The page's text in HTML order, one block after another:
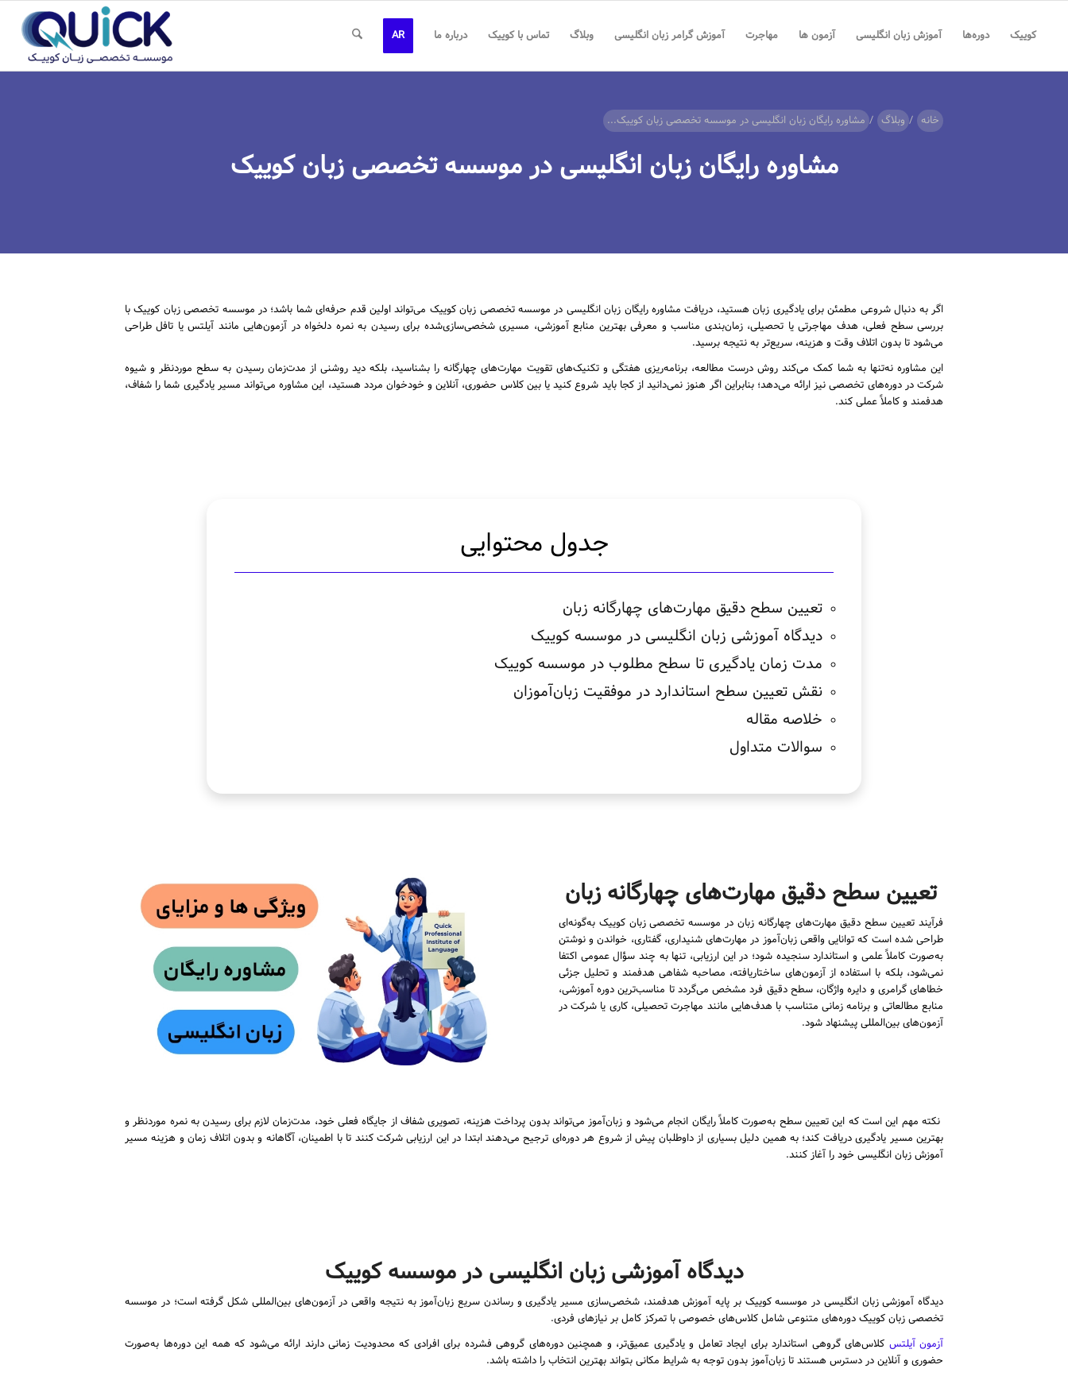
کوییک دوره‌ها آموزش زبان انگلیسی آزمون ها مهاجرت آموزش گرامر زبان انگلیسی وبلاگ تماس با کوییک درباره ما AR
خانه / وبلاگ / مشاوره رایگان زبان انگلیسی در موسسه تخصصی زبان کوییک...
مشاوره رایگان زبان انگلیسی در موسسه تخصصی زبان کوییک
اگر به ‌دنبال شروعی مطمئن برای یادگیری زبان هستید، دریافت مشاوره رایگان زبان انگلیسی در موسسه تخصصی زبان کوییک می‌تواند اولین قدم حرفه‌ای شما باشد؛ در موسسه تخصصی زبان کوییک با
بررسی سطح فعلی، هدف مهاجرتی یا تحصیلی، زمان‌بندی مناسب و معرفی بهترین منابع آموزشی، مسیری شخصی‌سازی‌شده برای رسیدن به نمره دلخواه در آزمون‌هایی مانند آیلتس یا تافل طراحی
می‌شود تا بدون اتلاف وقت و هزینه، سریع‌تر به نتیجه برسید.
این مشاوره نه‌تنها به شما کمک می‌کند روش درست مطالعه، برنامه‌ریزی هفتگی و تکنیک‌های تقویت مهارت‌های چهارگانه را بشناسید، بلکه دید روشنی از مدت‌زمان رسیدن به سطح موردنظر و شیوه
شرکت در دوره‌های تخصصی نیز ارائه می‌دهد؛ بنابراین اگر هنوز نمی‌دانید از کجا باید شروع کنید یا بین کلاس حضوری، آنلاین و خودخوان مردد هستید، این مشاوره می‌تواند مسیر یادگیری شما را شفاف،
هدفمند و کاملاً عملی کند.
جدول محتوایی
تعیین سطح دقیق مهارت‌های چهارگانه زبان
دیدگاه آموزشی زبان انگلیسی در موسسه کوییک
مدت زمان یادگیری تا سطح مطلوب در موسسه کوییک
نقش تعیین سطح استاندارد در موفقیت زبان‌آموزان
خلاصه مقاله
سوالات متداول
تعیین سطح دقیق مهارت‌های چهارگانه زبان
فرآیند تعیین سطح دقیق مهارت‌های چهارگانه زبان در موسسه تخصصی زبان کوییک به‌گونه‌ای
طراحی شده است که توانایی واقعی زبان‌آموز در مهارت‌های شنیداری، گفتاری، خواندن و نوشتن
به‌صورت کاملاً علمی و استاندارد سنجیده شود؛ در این ارزیابی، تنها به چند سؤال عمومی اکتفا
نمی‌شود، بلکه با استفاده از آزمون‌های ساختاریافته، مصاحبه شفاهی هدفمند و تحلیل جزئی
خطاهای گرامری و دایره واژگان، سطح دقیق فرد مشخص می‌گردد تا مناسب‌ترین دوره آموزشی،
منابع مطالعاتی و برنامه زمانی متناسب با هدف‌هایی مانند مهاجرت تحصیلی، کاری یا شرکت در
آزمون‌های بین‌المللی پیشنهاد شود.
نکته مهم این است که این تعیین سطح به‌صورت کاملاً رایگان انجام می‌شود و زبان‌آموز می‌تواند بدون پرداخت هزینه، تصویری شفاف از جایگاه فعلی خود، مدت‌زمان لازم برای رسیدن به نمره موردنظر و
بهترین مسیر یادگیری دریافت کند؛ به همین دلیل بسیاری از داوطلبان پیش از شروع هر دوره‌ای ترجیح می‌دهند ابتدا در این ارزیابی شرکت کنند تا با اطمینان، آگاهانه و بدون اتلاف زمان و هزینه مسیر
آموزش زبان انگلیسی خود را آغاز کنند.
دیدگاه آموزشی زبان انگلیسی در موسسه کوییک
دیدگاه آموزشی زبان انگلیسی در موسسه کوییک بر پایه آموزش هدفمند، شخصی‌سازی مسیر یادگیری و رساندن سریع زبان‌آموز به نتیجه واقعی در آزمون‌های بین‌المللی شکل گرفته است؛ در موسسه
تخصصی زبان کوییک دوره‌های متنوعی شامل کلاس‌های خصوصی با تمرکز کامل بر نیازهای فردی.
آزمون آیلتس کلاس‌های گروهی استاندارد برای ایجاد تعامل و یادگیری عمیق‌تر، و همچنین دوره‌های گروهی فشرده برای افرادی که محدودیت زمانی دارند ارائه می‌شود که همه این دوره‌ها به‌صورت
حضوری و آنلاین در دسترس هستند تا زبان‌آموز بدون توجه به شرایط مکانی بتواند بهترین انتخاب را داشته باشد.